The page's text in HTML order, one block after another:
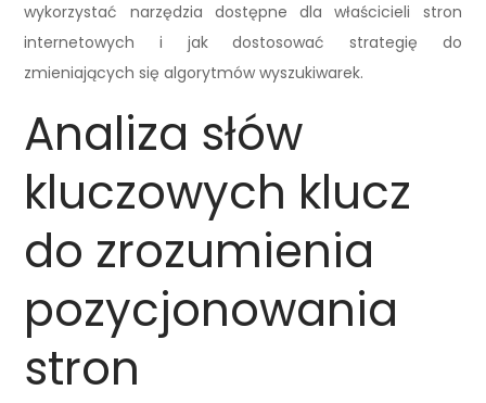
wykorzystać narzędzia dostępne dla właścicieli stron
internetowych i jak dostosować strategię do
zmieniających się algorytmów wyszukiwarek.
Analiza słów
kluczowych klucz
do zrozumienia
pozycjonowania
stron